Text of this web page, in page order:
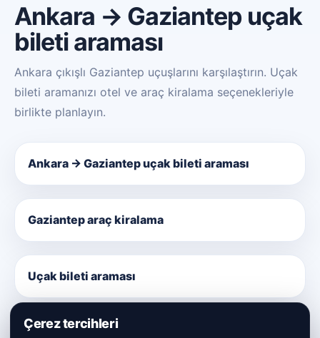
Ankara → Gaziantep uçak
bileti araması
Ankara çıkışlı Gaziantep uçuşlarını karşılaştırın. Uçak
bileti aramanızı otel ve araç kiralama seçenekleriyle
birlikte planlayın.
Ankara → Gaziantep uçak bileti araması
Gaziantep araç kiralama
Uçak bileti araması
Çerez tercihleri